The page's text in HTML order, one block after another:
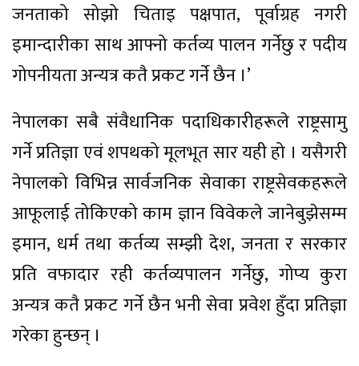
जनताको सोझो चिताइ पक्षपात, पूर्वाग्रह नगरी
इमान्दारीका साथ आफ्नो कर्तव्य पालन गर्नेछु र पदीय
गोपनीयता अन्यत्र कतै प्रकट गर्ने छैन ।’
नेपालका सबै संवैधानिक पदाधिकारीहरूले राष्ट्रसामु
गर्ने प्रतिज्ञा एवं शपथको मूलभूत सार यही हो । यसैगरी
नेपालको विभिन्न सार्वजनिक सेवाका राष्ट्रसेवकहरूले
आफूलाई तोकिएको काम ज्ञान विवेकले जानेबुझेसम्म
इमान, धर्म तथा कर्तव्य सम्झी देश, जनता र सरकार
प्रति वफादार रही कर्तव्यपालन गर्नेछु, गोप्य कुरा
अन्यत्र कतै प्रकट गर्ने छैन भनी सेवा प्रवेश हुँदा प्रतिज्ञा
गरेका हुन्छन् ।